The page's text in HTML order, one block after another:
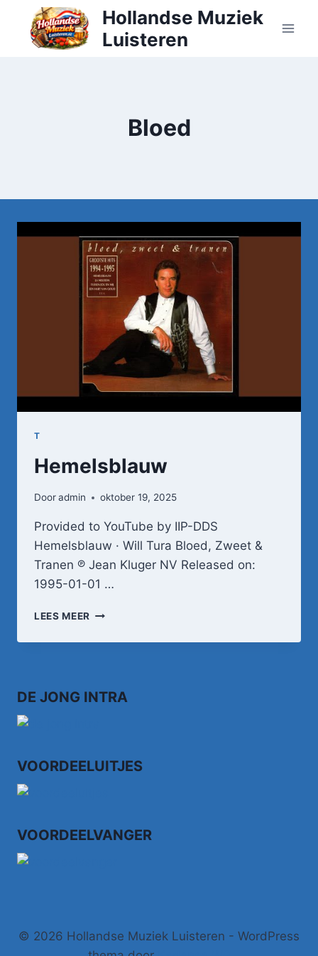
Doorgaan
inhoud
Hollandse Muziek
Luisteren
Bloed
T
Hemelsblauw
Dooradmin oktober 19, 2025
Provided to YouTube by IIP-DDS
Hemelsblauw · Will Tura Bloed, Zweet &
Tranen ℗ Jean Kluger NV Released on:
1995-01-01 …
LEES MEER HEMELSBLAUW
DE JONG INTRA
VOORDEELUITJES
VOORDEELVANGER
© 2026 Hollandse Muziek Luisteren - WordPress